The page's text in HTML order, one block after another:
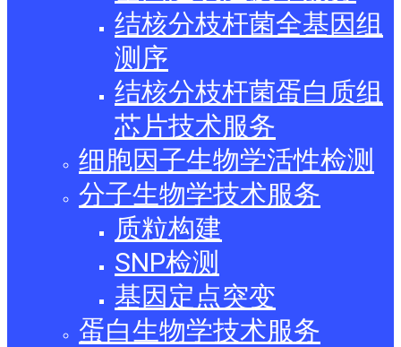
结核分枝杆菌全基因组
测序
结核分枝杆菌蛋白质组
芯片技术服务
细胞因子生物学活性检测
分子生物学技术服务
质粒构建
SNP检测
基因定点突变
蛋白生物学技术服务